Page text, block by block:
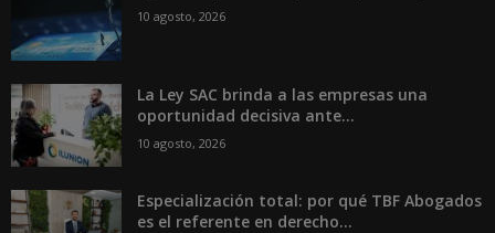
10 agosto, 2026
La Ley SAC brinda a las empresas una
oportunidad decisiva ante...
10 agosto, 2026
Especialización total: por qué TBF Abogados
es el referente en derecho...